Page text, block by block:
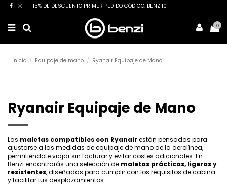
15% DE DESCUENTO PRIMER PEDIDO CÓDIGO: BENZI10
0
Inicio Equipaje de mano Ryanair Equipaje de Mano
Ryanair Equipaje de Mano
Las maletas compatibles con Ryanair están pensadas para
ajustarse a las medidas de equipaje de mano de la aerolínea,
permitiéndote viajar sin facturar y evitar costes adicionales. En
Benzi encontrarás una selección de maletas prácticas, ligeras y
resistentes, diseñadas para cumplir con los requisitos de cabina
y facilitar tus desplazamientos.